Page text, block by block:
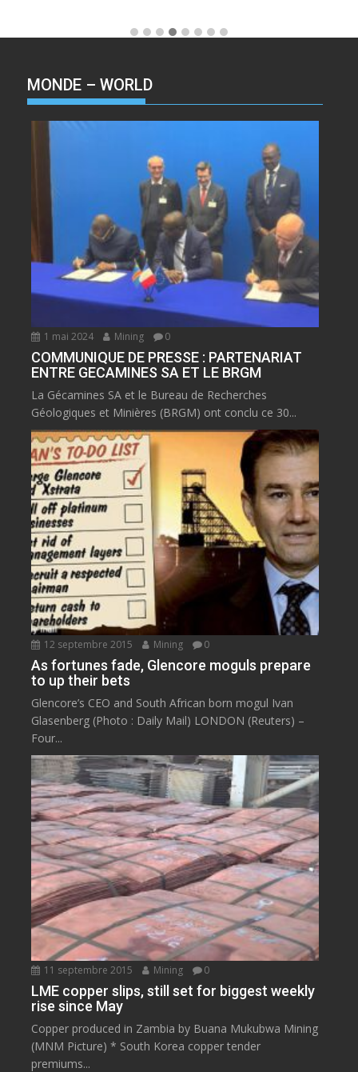
MONDE – WORLD
1 mai 2024 Mining 0
COMMUNIQUE DE PRESSE : PARTENARIAT
ENTRE GECAMINES SA ET LE BRGM
La Gécamines SA et le Bureau de Recherches
Géologiques et Minières (BRGM) ont conclu ce 30...
12 septembre 2015 Mining 0
As fortunes fade, Glencore moguls prepare
to up their bets
Glencore’s CEO and South African born mogul Ivan
Glasenberg (Photo : Daily Mail) LONDON (Reuters) –
Four...
11 septembre 2015 Mining 0
LME copper slips, still set for biggest weekly
rise since May
Copper produced in Zambia by Buana Mukubwa Mining
(MNM Picture) * South Korea copper tender
premiums...